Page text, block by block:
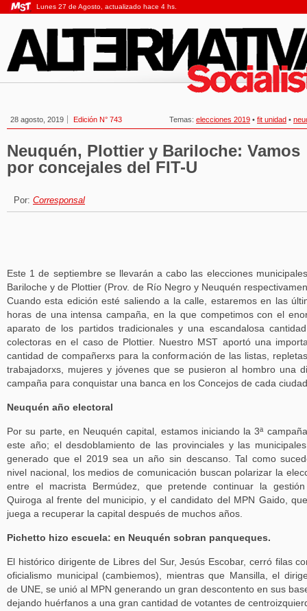
Lunes 27 de Agosto, actualizado hace 4 hs.
28 agosto, 2019 Edición N° 743 Temas: elecciones 2019 • fit unidad •
Neuquén, Plottier y Bariloche: Vamos
por concejales del FIT-U
Por: Corresponsal
Este 1 de septiembre se llevarán a cabo las elecciones
Bariloche y de Plottier (Prov. de Río Negro y Neuquén
Cuando esta edición esté saliendo a la calle, estaremos en las
horas de una intensa campaña, en la que competimos con el
aparato de los partidos tradicionales y una escandalosa
colectoras en el caso de Plottier. Nuestro MST aportó una
cantidad de compañerxs para la conformación de las listas,
trabajadorxs, mujeres y jóvenes que se pusieron al hombro una
campaña para conquistar una banca en los Concejos de cada
Neuquén año electoral
Por su parte, en Neuquén capital, estamos iniciando la 3ª
este año; el desdoblamiento de las provinciales y las
generado que el 2019 sea un año sin descanso. Tal como
nivel nacional, los medios de comunicación buscan polarizar la
entre el macrista Bermúdez, que pretende continuar la
Quiroga al frente del municipio, y el candidato del MPN Gaido,
juega a recuperar la capital después de muchos años.
Pichetto hizo escuela: en Neuquén sobran panqueques.
El histórico dirigente de Libres del Sur, Jesús Escobar, cerró filas
oficialismo municipal (cambiemos), mientras que Mansilla, el
de UNE, se unió al MPN generando un gran descontento en sus
dejando huérfanos a una gran cantidad de votantes de